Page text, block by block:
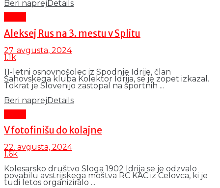
Beri naprej Details
Aleksej Rus na 3. mestu v Splitu
27. avgusta, 2024
1.1k
11-letni osnovnošolec iz Spodnje Idrije, član
Šahovskega kluba Kolektor Idrija, se je zopet izkazal.
Tokrat je Slovenijo zastopal na športnih ...
Beri naprejDetails
V fotofinišu do kolajne
22. avgusta, 2024
1.6k
Kolesarsko društvo Sloga 1902 Idrija se je odzvalo
povabilu avstrijskega moštva RC KAC iz Celovca, ki je
tudi letos organiziralo ...